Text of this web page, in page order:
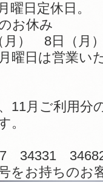
曜日定休日。
お休み
月） 8日（月
曜日は営業い
11月ご利用分
。
34331
をお持ちのお